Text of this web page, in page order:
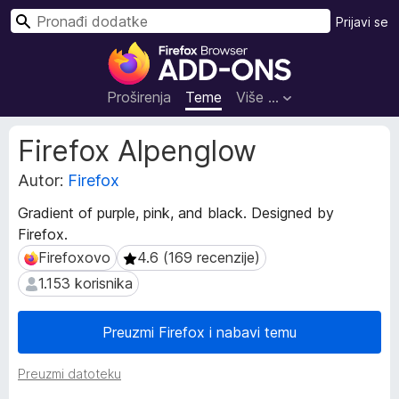
D
o
d
a
i
p
r
e
l
e
d
Proširenja Teme Više …
Prijavi se
T
Firefox Alpenglow
Autor: Firefox
Gradient of purple, pink, and black. Designed by
Firefox.
Firefoxovo
Firefoxovo 4.6 (169 recenzije)
4.6 (169 recenzije)
1.153 korisnika
1.153 korisnika
Preuzmi Firefox i nabavi temu
Preuzmi datoteku
M
e
t
p
o
d
a
c
i
r
o
š